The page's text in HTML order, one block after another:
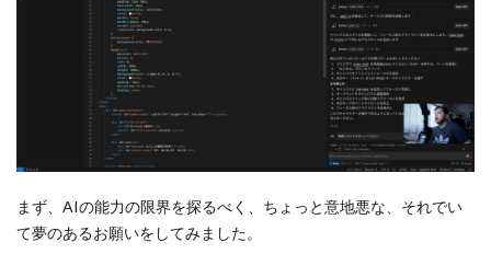
まず、AIの能力の限界を探るべく、ちょっと意地悪な、それでい
て夢のあるお願いをしてみました。